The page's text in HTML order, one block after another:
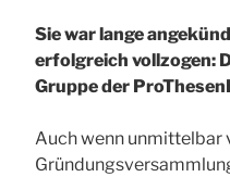
Sie war lange
erfolgreich vollzogen:
Gruppe der
Auch wenn unmittelbar